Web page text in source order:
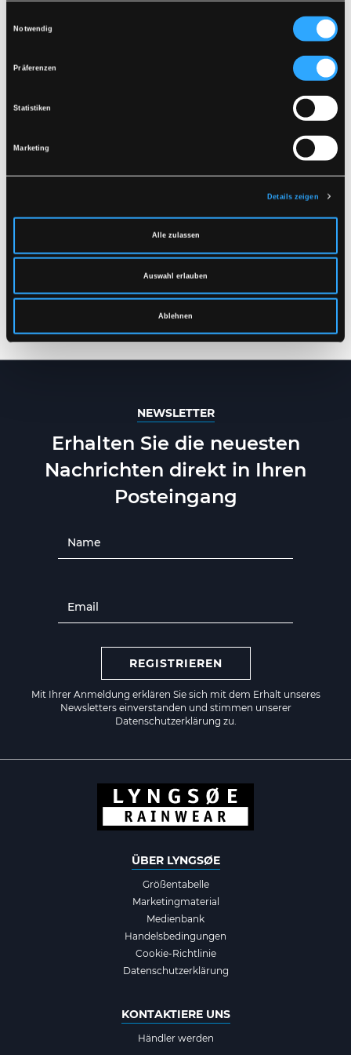
Notwendig
Präferenzen
Statistiken
Marketing
Details zeigen
Alle zulassen
Auswahl erlauben
Ablehnen
Auf links trocknen
FÜR ANDERE SPRACHEN HERUNTERLADEN
LR648
XS - 4XL
LR446
STARKER PVC-
QUALITÄT
XS
NEWSLETTER
Erhalten Sie die neuesten
Nachrichten direkt in Ihren
Posteingang
REGISTRIEREN
Mit Ihrer Anmeldung erklären Sie sich mit dem Erhalt unseres
Newsletters einverstanden und stimmen unserer
Datenschutzerklärung zu.
ÜBER LYNGSØE
Größentabelle
Marketingmaterial
Medienbank
Handelsbedingungen
Cookie-Richtlinie
Datenschutzerklärung
KONTAKTIERE UNS
Händler werden